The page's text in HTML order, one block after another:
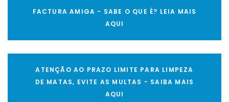
FACTURA AMIGA - SABE O QUE É? LEIA MAIS
AQUI
ATENÇÃO AO PRAZO LIMITE PARA LIMPEZA
DE MATAS, EVITE AS MULTAS - SAIBA MAIS
AQUI